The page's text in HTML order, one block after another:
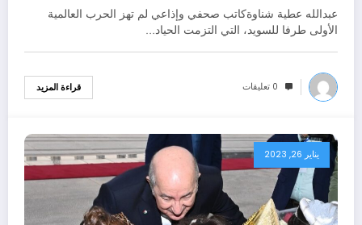
عبدالله عطية شناوةكاتب صحفي وإذاعي لم تهز الحرب العالمية
الأولى طرفا للسويد، التي التزمت الحياد…
0 تعليقات قراءة المزيد
يناير 26, 2023